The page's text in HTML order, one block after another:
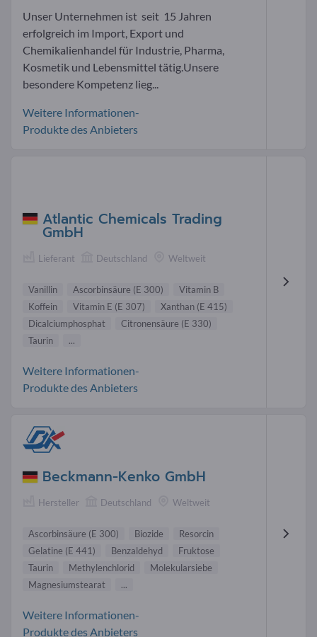
Unser Unternehmen ist seit 15 Jahren
erfolgreich im Import, Export und
Chemikalienhandel für Industrie, Pharma,
Kosmetik und Lebensmittel tätig.Unsere
besondere Kompetenz lieg...
Weitere Informationen-
Produkte des Anbieters
Atlantic Chemicals Trading
GmbH
Lieferant Deutschland Weltweit
Vanillin Ascorbinsäure (E 300)
Vitamin B
Koffein
Vitamin E (E 307)
Xanthan (E 415)
Dicalciumphosphat
Citronensäure (E 330)
Taurin
...
Weitere Informationen-
Produkte des Anbieters
Beckmann-Kenko GmbH
Hersteller Deutschland Weltweit
Ascorbinsäure (E 300) Biozide
Resorcin
Gelatine (E 441)
Benzaldehyd
Fruktose
Taurin
Methylenchlorid
Molekularsiebe
Magnesiumstearat
...
Weitere Informationen-
Produkte des Anbieters